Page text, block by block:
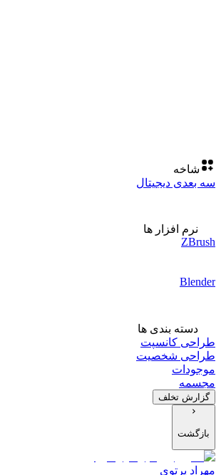
شاخه
سه بعدی دیجیتال
نرم افزار ها
ZBrush
Blender
دسته بندی ها
طراحی کانسپت
طراحی شخصیت
موجودات
مجسمه
گزارش تخلف
بازگشت
مهراد پرتوی